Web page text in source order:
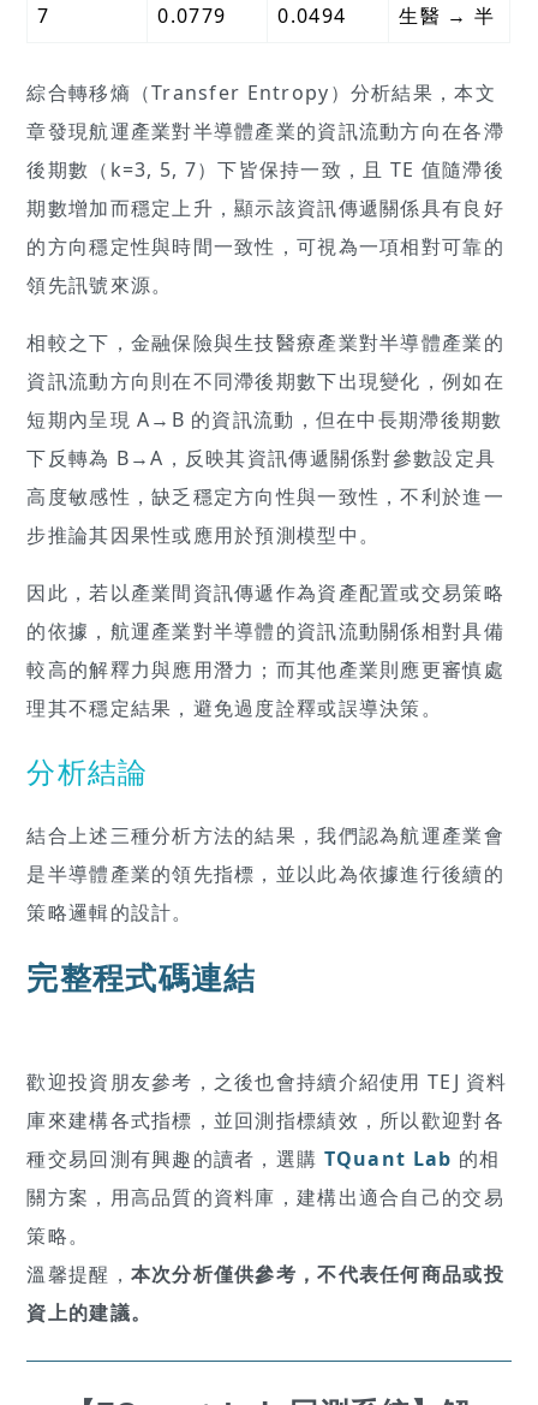
7 0.0779 0.0494 生醫 → 半
綜合轉移熵（Transfer Entropy）分析結果，本文
章發現航運產業對半導體產業的資訊流動方向在各滯
後期數（k=3, 5, 7）下皆保持一致，且 TE 值隨滯後
期數增加而穩定上升，顯示該資訊傳遞關係具有良好
的方向穩定性與時間一致性，可視為一項相對可靠的
領先訊號來源。
相較之下，金融保險與生技醫療產業對半導體產業的
資訊流動方向則在不同滯後期數下出現變化，例如在
短期內呈現 A→B 的資訊流動，但在中長期滯後期數
下反轉為 B→A，反映其資訊傳遞關係對參數設定具
高度敏感性，缺乏穩定方向性與一致性，不利於進一
步推論其因果性或應用於預測模型中。
因此，若以產業間資訊傳遞作為資產配置或交易策略
的依據，航運產業對半導體的資訊流動關係相對具備
較高的解釋力與應用潛力；而其他產業則應更審慎處
理其不穩定結果，避免過度詮釋或誤導決策。
分析結論
結合上述三種分析方法的結果，我們認為航運產業會
是半導體產業的領先指標，並以此為依據進行後續的
策略邏輯的設計。
完整程式碼連結
歡迎投資朋友參考，之後也會持續介紹使用 TEJ 資料
庫來建構各式指標，並回測指標績效，所以歡迎對各
種交易回測有興趣的讀者，選購 TQuant Lab 的相
關方案，用高品質的資料庫，建構出適合自己的交易
策略。
溫馨提醒， 本次分析僅供參考，不代表任何商品或投
資上的建議。